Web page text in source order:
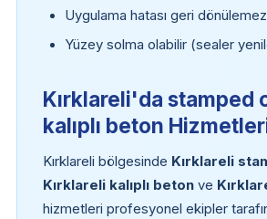
Uygulama hatası geri dönülemez
Yüzey solma olabilir (sealer
Kırklareli'da stamped
kalıplı beton
Kırklareli bölgesinde Kırklareli
Kırklareli kalıplı betonve
hizmetleri profesyonel ekipler